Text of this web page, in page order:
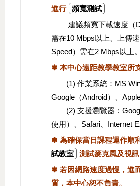
進行
頻寬測試
建議頻寬下載速度（
需在10 Mbps以上、上傳
Speed）需在2 Mbps以上。
✽ 本中心遠距教學教室所
(1) 作業系統：MS
Google（Android）、
(2) 支援瀏覽器：
使用）、Safari、Internet
✽ 為確保當日課程運作順
試教室
測試麥克風及視訊
✽ 若因網路速度過慢，進
質，本中心恕不負責。